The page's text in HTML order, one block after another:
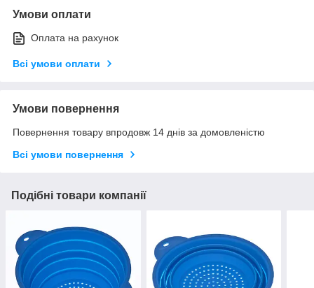
Умови оплати
Оплата на рахунок
Всі умови оплати
Умови повернення
Повернення товару впродовж 14 днів за домовленістю
Всі умови повернення
Подібні товари компанії